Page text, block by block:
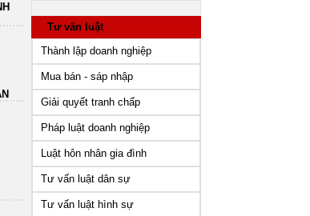
Tư vấn luật
Thành lập doanh nghiệp
Mua bán - sáp nhập
Giải quyết tranh chấp
Pháp luật doanh nghiệp
Luật hôn nhân gia đình
Tư vấn luật dân sự
Tư vấn luật hình sự